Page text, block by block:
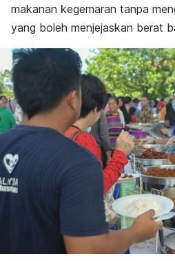
makanan kegemaran tanpa
yang boleh menjejaskan berat